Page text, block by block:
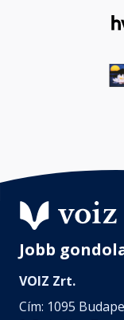
Jobb
VOIZ Zrt.
Cím: 1095